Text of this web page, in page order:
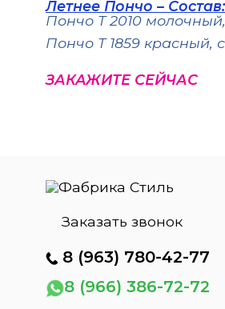
Летнее Пончо –
Пончо Т 2010
Пончо Т 1859 красный,
ЗАКАЖИТЕ СЕЙЧАС
Заказать звонок
8 (963) 780-42-77
8 (966) 386-72-72